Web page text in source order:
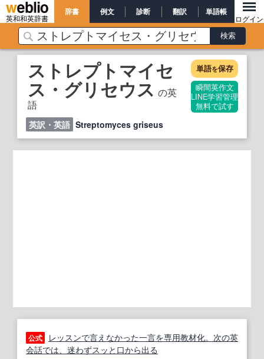
英和和英辞書
辞書 例文 診断 翻訳 単語帳
ログイン
ストレプトマイセ
ス・グリセウス の英
語
単語を保存
瞬間英作文
LINE学習管理
無料で試す
英訳・英語 Streptomyces griseus
公式
レッスンで言えなかった一言を専用教材化。次の英
会話では、迷わずスッと口から出る